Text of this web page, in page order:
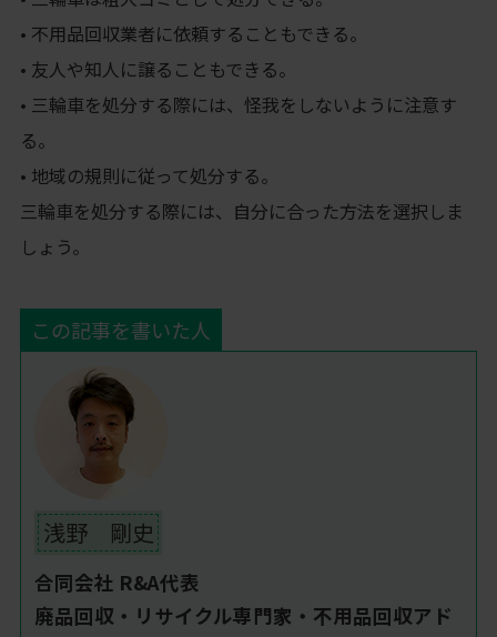
• 不用品回収業者に依頼することもできる。
• 友人や知人に譲ることもできる。
• 三輪車を処分する際には、怪我をしないように注意す
る。
• 地域の規則に従って処分する。
三輪車を処分する際には、自分に合った方法を選択しま
しょう。
この記事を書いた人
浅野 剛史
合同会社 R&A代表
廃品回収・リサイクル専門家・不用品回収アド